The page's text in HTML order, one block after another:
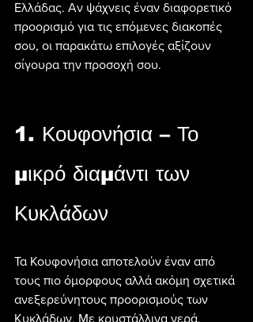
Ελλάδας. Αν ψάχνεις έναν διαφορετικό
προορισμό για τις επόμενες διακοπές
σου, οι παρακάτω επιλογές αξίζουν
σίγουρα την προσοχή σου.
1. Κουφονήσια – Το
μικρό διαμάντι των
Κυκλάδων
Τα Κουφονήσια αποτελούν έναν από
τους πιο όμορφους αλλά ακόμη σχετικά
ανεξερεύνητους προορισμούς των
Κυκλάδων. Με κρυστάλλινα νερά,